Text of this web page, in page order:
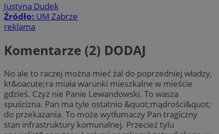
Justyna Dudek
Źródło: UM Zabrze
reklama
Komentarze (2) DODAJ
No ale to raczej można mieć żal do poprzedniej władzy,
kt&oacute;ra miała warunki mieszkalne w mieście
gdzieś. Czyż nie Panie Lewandowski. To wasza
spuścizna. Pan ma tyle ostatnio &quot;mądrości&quot;
do przekazania. To może wytłumaczy Pan tragiczny
stan infrastruktury komunalnej. Przecież tylu